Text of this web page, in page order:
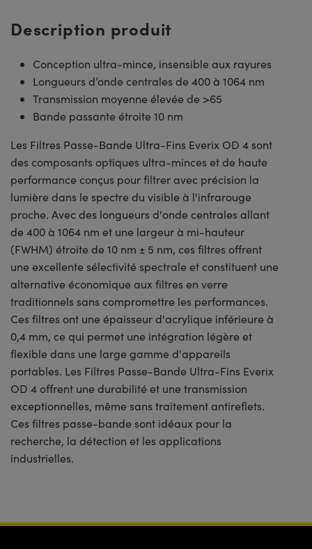
Description produit
Conception ultra-mince, insensible aux rayures
Longueurs d’onde centrales de 400 à 1064 nm
Transmission moyenne élevée de >65
Bande passante étroite 10 nm
Les Filtres Passe-Bande Ultra-Fins Everix OD 4 sont
des composants optiques ultra-minces et de haute
performance conçus pour filtrer avec précision la
lumière dans le spectre du visible à l'infrarouge
proche. Avec des longueurs d'onde centrales allant
de 400 à 1064 nm et une largeur à mi-hauteur
(FWHM) étroite de 10 nm ± 5 nm, ces filtres offrent
une excellente sélectivité spectrale et constituent une
alternative économique aux filtres en verre
traditionnels sans compromettre les performances.
Ces filtres ont une épaisseur d'acrylique inférieure à
0,4 mm, ce qui permet une intégration légère et
flexible dans une large gamme d'appareils
portables. Les Filtres Passe-Bande Ultra-Fins Everix
OD 4 offrent une durabilité et une transmission
exceptionnelles, même sans traitement antireflets.
Ces filtres passe-bande sont idéaux pour la
recherche, la détection et les applications
industrielles.